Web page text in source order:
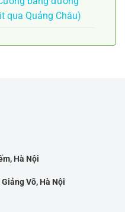
qua Quảng Châu)
Hà Nội
Võ, Hà Nội